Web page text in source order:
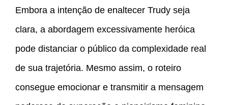
Embora a intenção de enaltecer Trudy seja
clara, a abordagem excessivamente heróica
pode distanciar o público da complexidade real
de sua trajetória. Mesmo assim, o roteiro
consegue emocionar e transmitir a mensagem